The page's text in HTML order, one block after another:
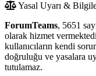
Yasal Uyarı &
ForumTeams, 5651
olarak hizmet
kullanıcıların kendi
doğruluğu ve yasalara
tutulamaz.